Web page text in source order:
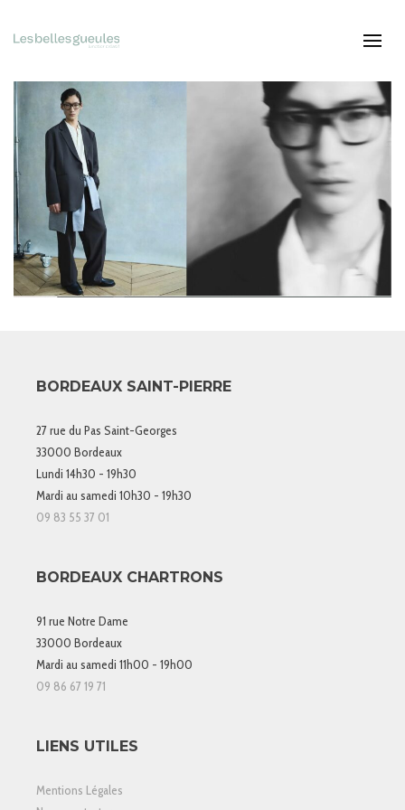
BORDEAUX SAINT-PIERRE
27 rue du Pas Saint-Georges
33000 Bordeaux
Lundi 14h30 - 19h30
Mardi au samedi 10h30 - 19h30
09 83 55 37 01
BORDEAUX CHARTRONS
91 rue Notre Dame
33000 Bordeaux
Mardi au samedi 11h00 - 19h00
09 86 67 19 71
LIENS UTILES
Mentions Légales